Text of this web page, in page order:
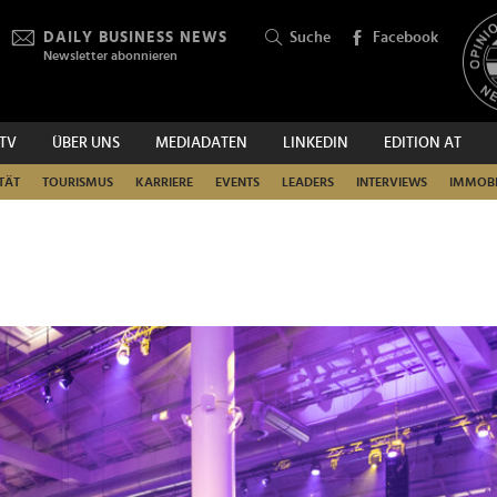
DAILY BUSINESS NEWS
Newsletter abonnieren
Suche Facebook
ÜBER UNS MEDIADATEN LINKEDIN EDITION AT
TOURISMUS KARRIERE EVENTS LEADERS INTERVIEWS
SUCHEN